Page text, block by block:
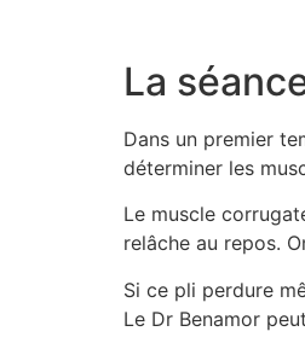
La
Dans un premier
déterminer les
Le muscle
relâche au repos.
Si ce pli perdure
Le Dr Benamor